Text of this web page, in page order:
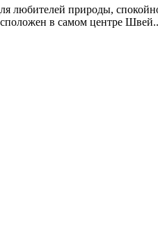
любителей природы,
в самом центре